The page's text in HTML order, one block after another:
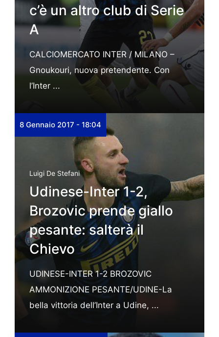
c’è un altro club di Serie
A
CALCIOMERCATO INTER / MILANO –
Gnoukouri, nuova pretendente. Con
l’Inter ...
8 Gennaio 2017 - 18:04
Luigi De Stefani
Udinese-Inter 1-2,
Brozovic prende giallo
pesante: salterà il
Chievo
UDINESE-INTER 1-2 BROZOVIC
AMMONIZIONE PESANTE/UDINE-La
bella vittoria dell’Inter a Udine, ...